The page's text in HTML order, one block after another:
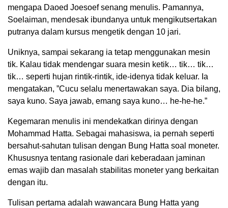
mengapa Daoed Joesoef senang menulis. Pamannya,
Soelaiman, mendesak ibundanya untuk mengikutsertakan
putranya dalam kursus mengetik dengan 10 jari.
Uniknya, sampai sekarang ia tetap menggunakan mesin
tik. Kalau tidak mendengar suara mesin ketik… tik… tik…
tik… seperti hujan rintik-rintik, ide-idenya tidak keluar. Ia
mengatakan, ”Cucu selalu menertawakan saya. Dia bilang,
saya kuno. Saya jawab, emang saya kuno… he-he-he.”
Kegemaran menulis ini mendekatkan dirinya dengan
Mohammad Hatta. Sebagai mahasiswa, ia pernah seperti
bersahut-sahutan tulisan dengan Bung Hatta soal moneter.
Khususnya tentang rasionale dari keberadaan jaminan
emas wajib dan masalah stabilitas moneter yang berkaitan
dengan itu.
Tulisan pertama adalah wawancara Bung Hatta yang